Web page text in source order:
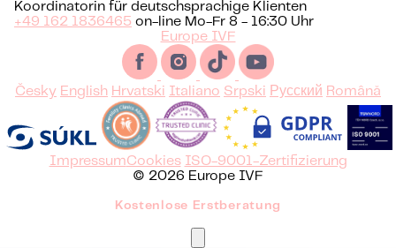
Koordinatorin für deutschsprachige Klienten
+49 162 1836465 on-line Mo-Fr 8 - 16:30 Uhr
Europe IVF
Česky English Hrvatski Italiano Srpski Русский Română
ImpressumCookies ISO-9001-Zertifizierung
© 2026 Europe IVF
Kostenlose Erstberatung